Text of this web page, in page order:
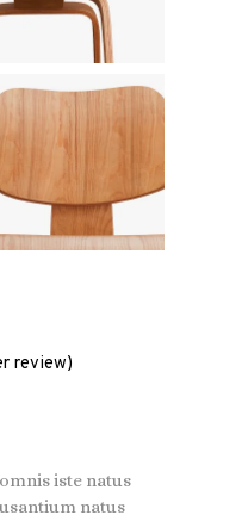
review)
iste natus
natus